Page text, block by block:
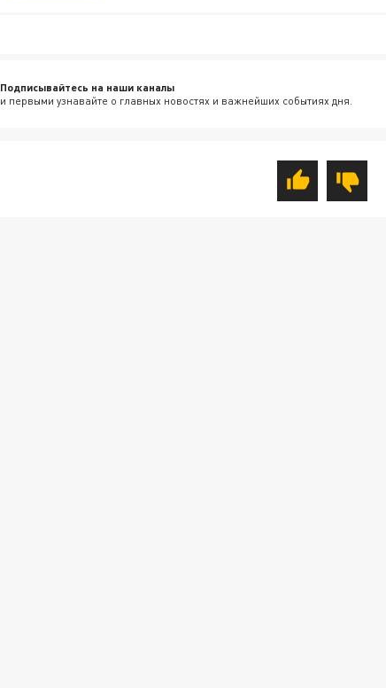
Подписывайтесь на наши каналы
и первыми узнавайте о главных новостях и важнейших событиях дня.